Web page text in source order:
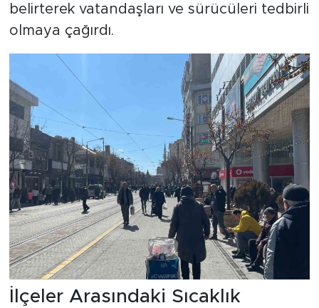
belirterek vatandaşları ve sürücüleri tedbirli
olmaya çağırdı.
İlçeler Arasındaki Sıcaklık